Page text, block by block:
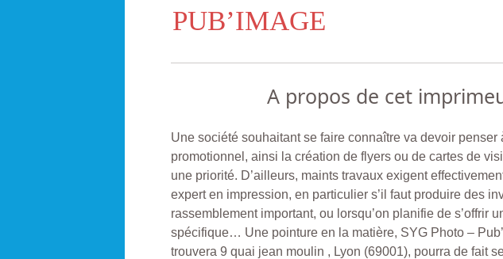
Lyon 7
Lyon 8
Lyon 9
PUB’IMAGE
A propos de cet
Une société souhaitant se faire connaître va devoir penser
promotionnel, ainsi la création de flyers ou de cartes de
une priorité. D’ailleurs, maints travaux exigent
expert en impression, en particulier s’il faut produire des
rassemblement important, ou lorsqu’on planifie de s’offrir
spécifique… Une pointure en la matière, SYG Photo –
trouvera 9 quai jean moulin , Lyon (69001), pourra de fait